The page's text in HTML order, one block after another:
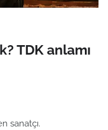
TDK anlamı
sanatçı.